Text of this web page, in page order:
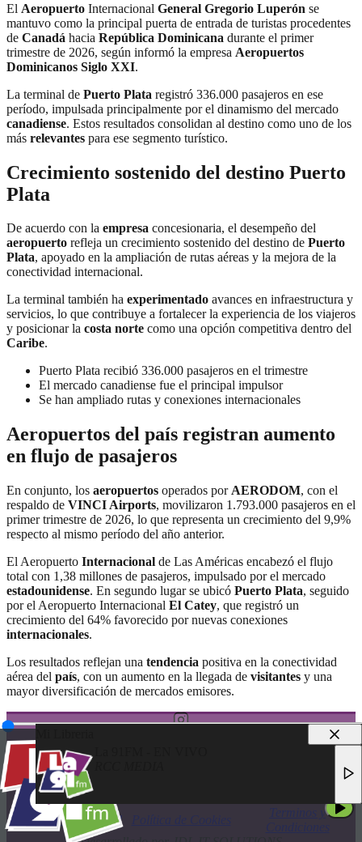
El Aeropuerto Internacional General Gregorio Luperón se
mantuvo como la principal puerta de entrada de turistas procedentes
de Canadá hacia República Dominicana durante el primer
trimestre de 2026, según informó la empresa Aeropuertos
Dominicanos Siglo XXI.
La terminal de Puerto Plata registró 336.000 pasajeros en ese
período, impulsada principalmente por el dinamismo del mercado
canadiense. Estos resultados consolidan al destino como uno de los
más relevantes para ese segmento turístico.
Crecimiento sostenido del destino Puerto
Plata
De acuerdo con la empresa concesionaria, el desempeño del
aeropuerto refleja un crecimiento sostenido del destino de Puerto
Plata, apoyado en la ampliación de rutas aéreas y la mejora de la
conectividad internacional.
La terminal también ha experimentado avances en infraestructura y
servicios, lo que contribuye a fortalecer la experiencia de los viajeros
y posicionar la costa norte como una opción competitiva dentro del
Caribe.
Puerto Plata recibió 336.000 pasajeros en el trimestre
El mercado canadiense fue el principal impulsor
Se han ampliado rutas y conexiones internacionales
Aeropuertos del país registran aumento
en flujo de pasajeros
En conjunto, los aeropuertos operados por AERODOM, con el
respaldo de VINCI Airports, movilizaron 1.793.000 pasajeros en el
primer trimestre de 2026, lo que representa un crecimiento del 9,9%
respecto al mismo período del año anterior.
El Aeropuerto Internacional de Las Américas encabezó el flujo
total con 1,38 millones de pasajeros, impulsado por el mercado
estadounidense. En segundo lugar se ubicó Puerto Plata, seguido
por el Aeropuerto Internacional El Catey, que registró un
crecimiento del 64% favorecido por nuevas conexiones
internacionales.
Los resultados reflejan una tendencia positiva en la conectividad
aérea del país, con un aumento en la llegada de visitantes y una
mayor diversificación de mercados emisores.
TODOS LOS DERECHOS RESERVADOS
Política de Privacidad
Terminos y